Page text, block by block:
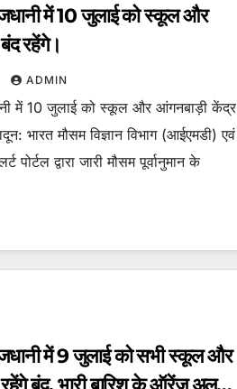
में 10 जुलाई को स्कूल और
रहेंगे।
ADMIN
में 10 जुलाई को स्कूल और आंगनबाड़ी केंद्र
भारत मौसम विज्ञान विभाग (आईएमडी) एवं
द्वारा जारी मौसम पूर्वानुमान के
में 9 जुलाई को सभी स्कूल और